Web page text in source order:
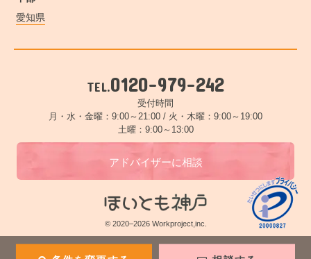
愛知県
TEL.0120-979-242
受付時間
月・水・金曜：9:00～21:00 / 火・木曜：9:00～19:00
土曜：9:00～13:00
アドバイザーに相談
© 2020–2026 Workproject,inc.